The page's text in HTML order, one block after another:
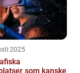
2025
som kanske